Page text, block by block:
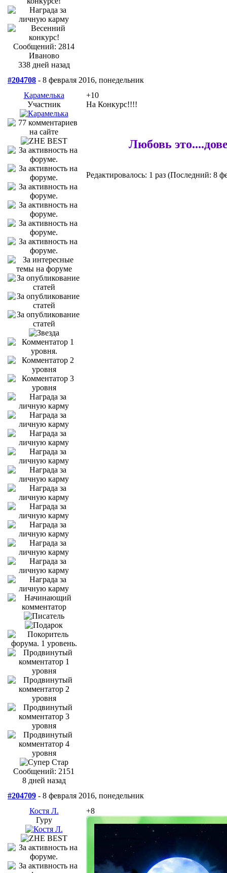
Сообщений: 2814
Иваново
338 дней назад
#204708 - 8 февраля 2016, понедельник
Карамелька
Участник
Сообщений: 2151
8 дней назад
+10
На Конкурс!!!!
Любовь
Редактировалось: 1 раз (Последний: 8
#204709 - 8 февраля 2016, понедельник
Костя Л.
Гуру
+8